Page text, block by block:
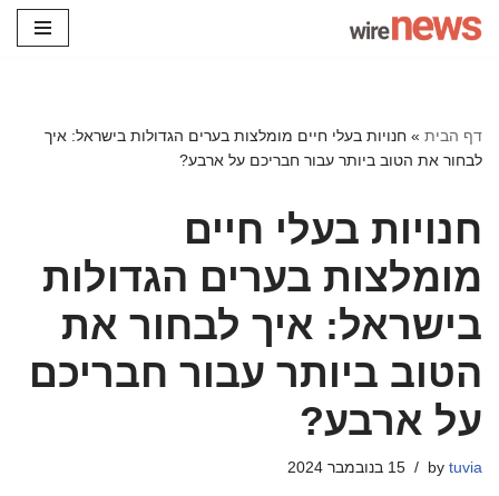
דף הבית » חנויות בעלי חיים מומלצות בערים הגדולות בישראל: איך
לבחור את הטוב ביותר עבור חבריכם על ארבע?
חנויות בעלי חיים
מומלצות בערים הגדולות
בישראל: איך לבחור את
הטוב ביותר עבור חבריכם
על ארבע?
by tuvia 15 בנובמבר 2024